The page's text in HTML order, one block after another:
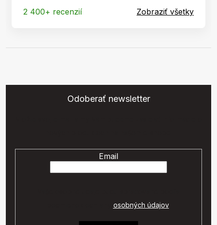
2 400+ recenzií Zobraziť všetky
Odoberať newsletter
Email
osobných údajov.